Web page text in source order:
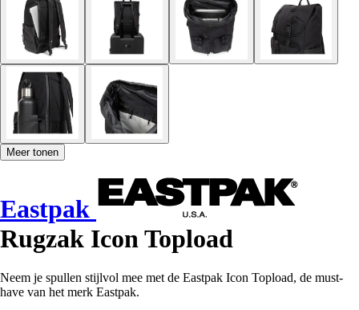
Meer tonen
Eastpak
Rugzak Icon Topload
Neem je spullen stijlvol mee met de Eastpak Icon Topload, de must-
have van het merk Eastpak.